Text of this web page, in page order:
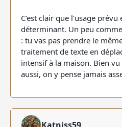
C'est clair que l'usage
déterminant. Un peu
: tu vas pas prendre le
traitement de texte en
intensif à la maison. Bien
aussi, on y pense jamais